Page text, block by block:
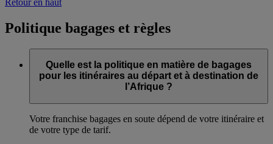
Retour en haut
Politique bagages et règles
Quelle est la politique en matière de bagages
pour les itinéraires au départ et à destination de
l’Afrique ?
Votre franchise bagages en soute dépend de votre itinéraire et
de votre type de tarif.